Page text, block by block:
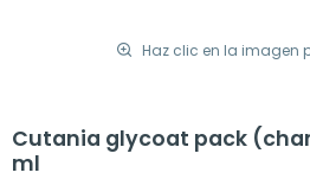
Haz clic en la imagen
Cutania glycoat pack
ml